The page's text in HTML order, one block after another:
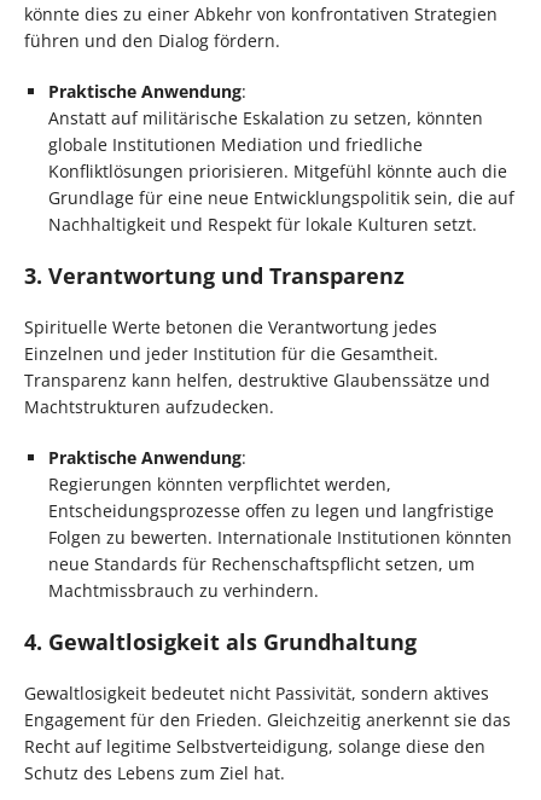
könnte dies zu einer Abkehr von konfrontativen Strategien
führen und den Dialog fördern.
Praktische Anwendung:
Anstatt auf militärische Eskalation zu setzen, könnten
globale Institutionen Mediation und friedliche
Konfliktlösungen priorisieren. Mitgefühl könnte auch die
Grundlage für eine neue Entwicklungspolitik sein, die auf
Nachhaltigkeit und Respekt für lokale Kulturen setzt.
3. Verantwortung und Transparenz
Spirituelle Werte betonen die Verantwortung jedes
Einzelnen und jeder Institution für die Gesamtheit.
Transparenz kann helfen, destruktive Glaubenssätze und
Machtstrukturen aufzudecken.
Praktische Anwendung:
Regierungen könnten verpflichtet werden,
Entscheidungsprozesse offen zu legen und langfristige
Folgen zu bewerten. Internationale Institutionen könnten
neue Standards für Rechenschaftspflicht setzen, um
Machtmissbrauch zu verhindern.
4. Gewaltlosigkeit als Grundhaltung
Gewaltlosigkeit bedeutet nicht Passivität, sondern aktives
Engagement für den Frieden. Gleichzeitig anerkennt sie das
Recht auf legitime Selbstverteidigung, solange diese den
Schutz des Lebens zum Ziel hat.